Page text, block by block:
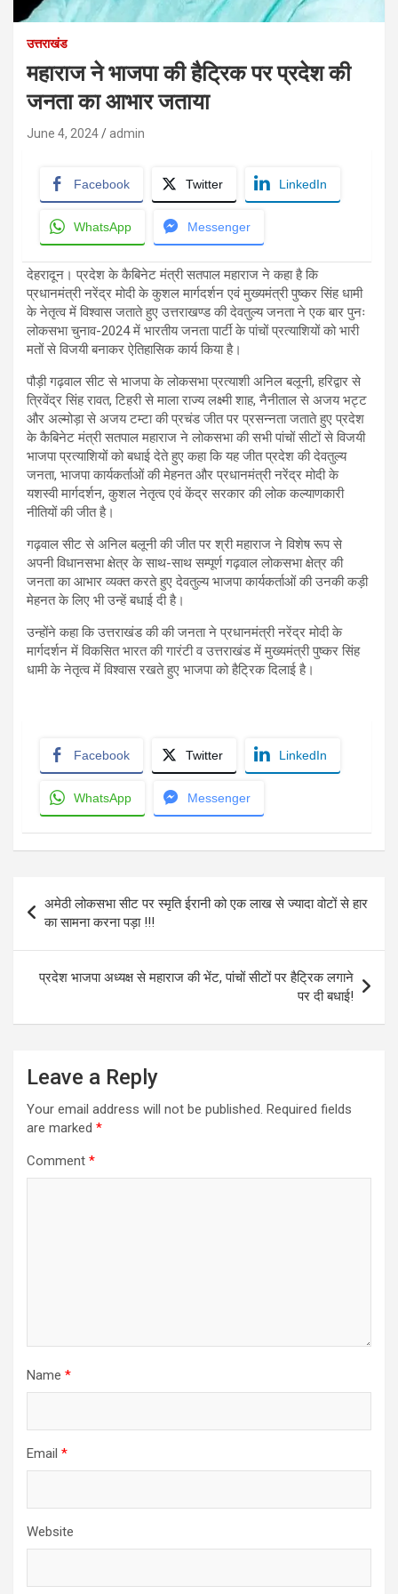
उत्तराखंड
महाराज ने भाजपा की हैट्रिक पर प्रदेश की
जनता का आभार जताया
June 4, 2024 admin
Facebook Twitter LinkedIn
WhatsApp Messenger
देहरादून। प्रदेश के कैबिनेट मंत्री सतपाल महाराज ने कहा है कि
प्रधानमंत्री नरेंद्र मोदी के कुशल मार्गदर्शन एवं मुख्यमंत्री पुष्कर सिंह धामी
के नेतृत्व में विश्वास जताते हुए उत्तराखण्ड की देवतुल्य जनता ने एक बार पुनः
लोकसभा चुनाव-2024 में भारतीय जनता पार्टी के पांचों प्रत्याशियों को भारी
मतों से विजयी बनाकर ऐतिहासिक कार्य किया है।
पौड़ी गढ़वाल सीट से भाजपा के लोकसभा प्रत्याशी अनिल बलूनी, हरिद्वार से
त्रिवेंद्र सिंह रावत, टिहरी से माला राज्य लक्ष्मी शाह, नैनीताल से अजय भट्ट
और अल्मोड़ा से अजय टम्टा की प्रचंड जीत पर प्रसन्नता जताते हुए प्रदेश
के कैबिनेट मंत्री सतपाल महाराज ने लोकसभा की सभी पांचों सीटों से विजयी
भाजपा प्रत्याशियों को बधाई देते हुए कहा कि यह जीत प्रदेश की देवतुल्य
जनता, भाजपा कार्यकर्ताओं की मेहनत और प्रधानमंत्री नरेंद्र मोदी के
यशस्वी मार्गदर्शन, कुशल नेतृत्व एवं केंद्र सरकार की लोक कल्याणकारी
नीतियों की जीत है।
गढ़वाल सीट से अनिल बलूनी की जीत पर श्री महाराज ने विशेष रूप से
अपनी विधानसभा क्षेत्र के साथ-साथ सम्पूर्ण गढ़वाल लोकसभा क्षेत्र की
जनता का आभार व्यक्त करते हुए देवतुल्य भाजपा कार्यकर्ताओं की उनकी कड़ी
मेहनत के लिए भी उन्हें बधाई दी है।
उन्होंने कहा कि उत्तराखंड की की जनता ने प्रधानमंत्री नरेंद्र मोदी के
मार्गदर्शन में विकसित भारत की गारंटी व उत्तराखंड में मुख्यमंत्री पुष्कर सिंह
धामी के नेतृत्व में विश्वास रखते हुए भाजपा को हैट्रिक दिलाई है।
Facebook Twitter LinkedIn
WhatsApp Messenger
Post
navigation
अमेठी लोकसभा सीट पर स्मृति ईरानी को एक लाख से ज्यादा वोटों से हार
का सामना करना पड़ा !!!
प्रदेश भाजपा अध्यक्ष से महाराज की भेंट, पांचों सीटों पर हैट्रिक लगाने
पर दी बधाई!
Leave a Reply
Your email address will not be published. Required fields
are marked *
Comment *
Name *
Email *
Website